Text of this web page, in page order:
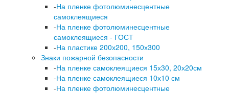
-На пленке фотолюминесцентные
самоклеящиеся
-На пленке фотолюминесцентные
самоклеящиеся - ГОСТ
-На пластике 200х200, 150х300
Знаки пожарной безопасности
-На пленке самоклеящиеся 15х30, 20х20см
-На пленке самоклеящиеся 10х10 см
-На пленке фотолюминесцентные